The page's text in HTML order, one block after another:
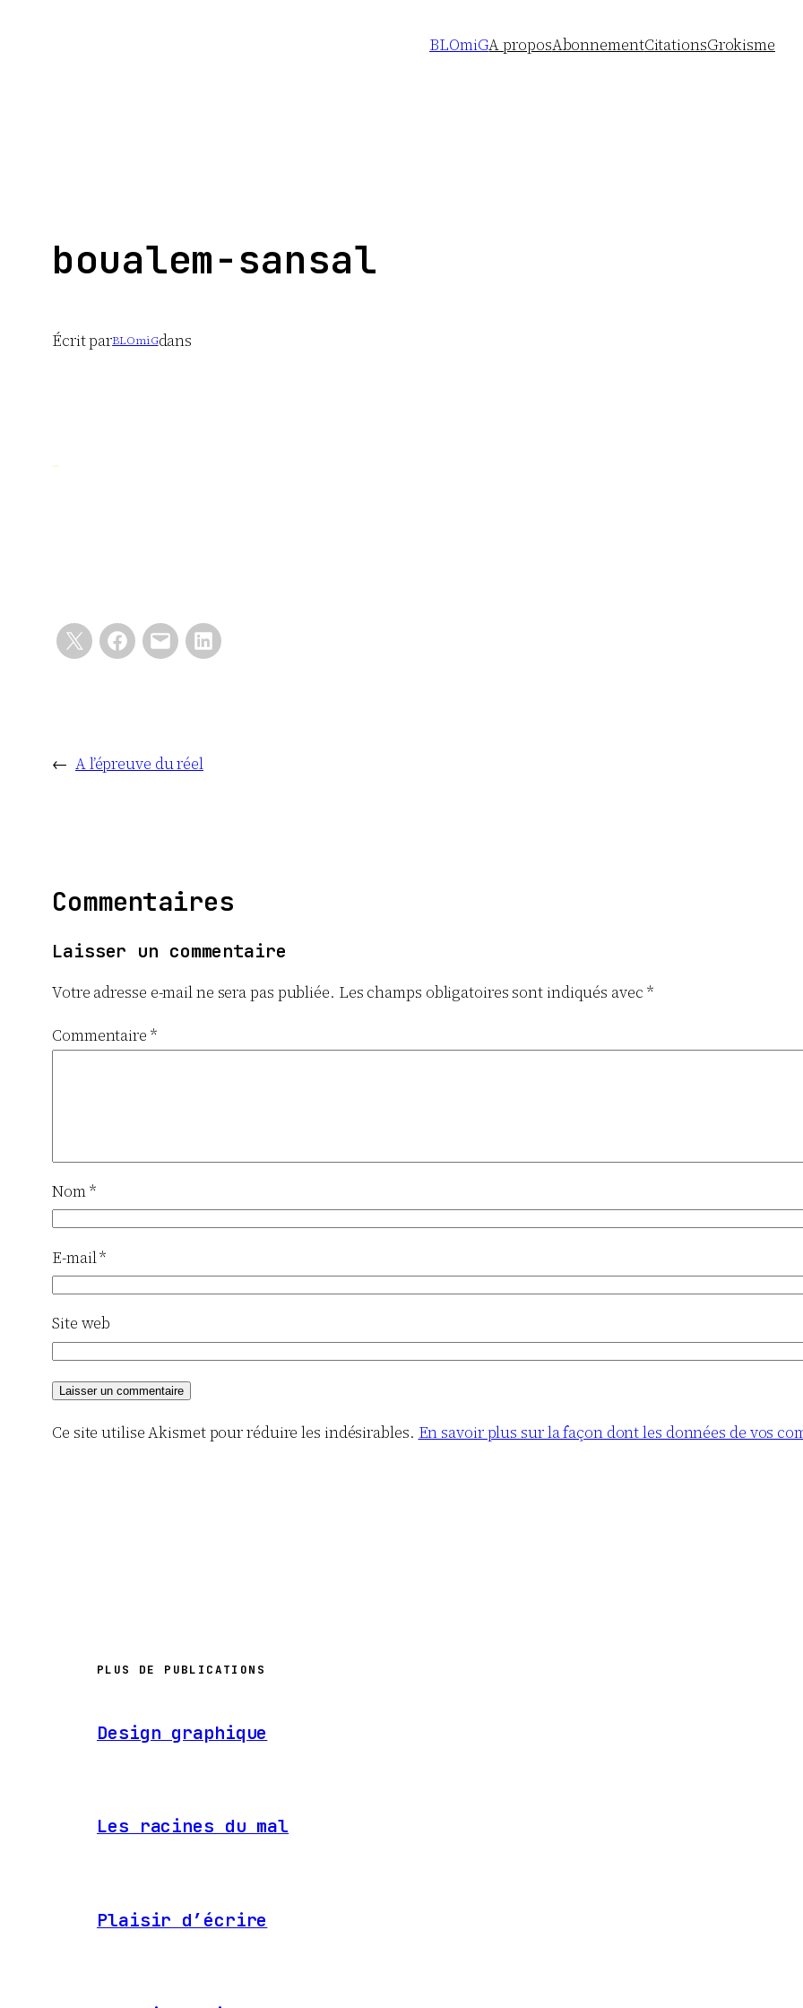
BLOmiGA proposAbonnementCitationsGrokisme
boualem-sansal
Écrit parBLOmiGdans
← A l’épreuve du réel
Commentaires
Laisser un commentaire
Votre adresse e-mail ne sera pas publiée. Les champs obligatoires sont indiqués avec *
Commentaire *
Nom*
E-mail*
Site web
Ce site utilise Akismet pour réduire les indésirables. En savoir plus sur la façon dont les données de vos
PLUS DE PUBLICATIONS
Design graphique
Les racines du mal
Plaisir d’écrire